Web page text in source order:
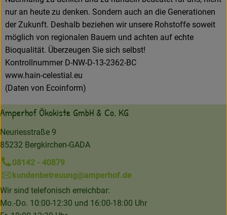
nur an heute zu denken. Sondern auch an die Generationen
der Zukunft. Deshalb beziehen wir unsere Rohstoffe soweit
möglich von regionalen Bauern und achten auf echte
Bioqualität. Überzeugen Sie sich selbst!
Kontrollnummer D-NW-D-13-2362-BC
www.hain-celestial.eu
(Daten von Ecoinform)
Amperhof Ökokiste GmbH & Co. KG
Neuriesstraße 9
85232 Bergkirchen-GADA
08142 - 40879
kundenbetreuung@amperhof.de
Wir sind telefonisch erreichbar:
Mo.-Do. 10:00-12:30 und 16:00-18:00 Uhr